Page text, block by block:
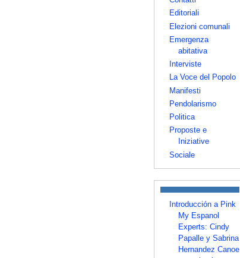
Editoriali
Elezioni comunali
Emergenza
abitativa
Interviste
La Voce del Popolo
Manifesti
Pendolarismo
Politica
Proposte e
Iniziative
Sociale
Introducción a Pink
My Espanol
Experts: Cindy
Papalle y Sabrina
Hernandez Canoe